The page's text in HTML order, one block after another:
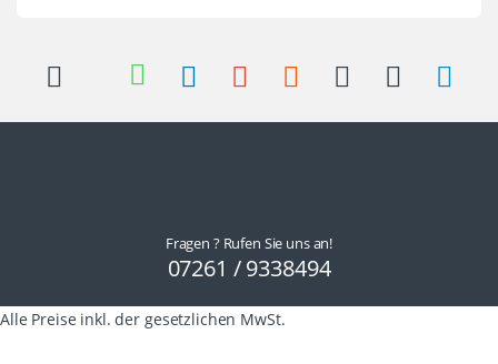
Fragen ? Rufen Sie uns an!
07261 / 9338494
Alle Preise inkl. der gesetzlichen MwSt.